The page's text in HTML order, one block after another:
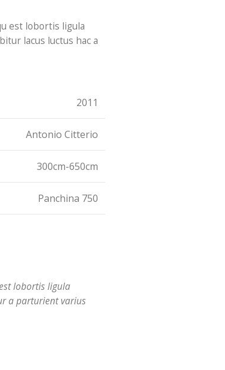
est lobortis ligula
lacus luctus hac a
2011
Antonio Citterio
300cm-650cm
Panchina 750
lobortis ligula
a parturient varius